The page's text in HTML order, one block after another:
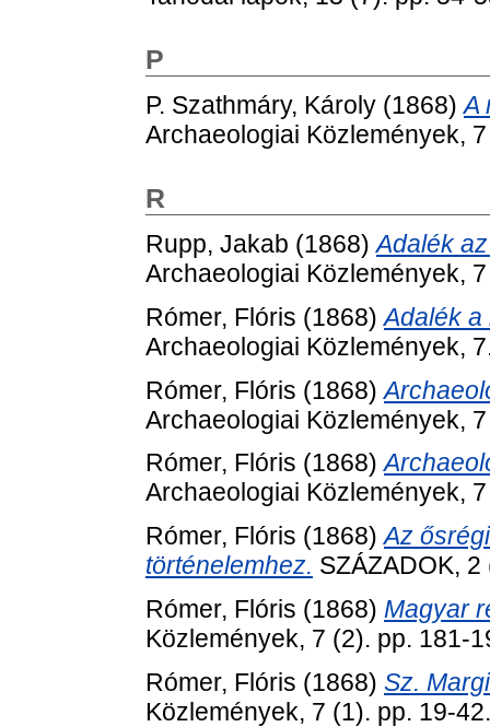
P
P. Szathmáry, Károly (1868)A
Archaeologiai Közlemények,
R
Rupp, Jakab (1868)Adalék
Archaeologiai Közlemények,
Rómer, Flóris (1868)Adalék a
Archaeologiai Közlemények,
Rómer, Flóris (1868)
Archaeologiai Közlemények,
Rómer, Flóris (1868)
Archaeologiai Közlemények,
Rómer, Flóris (1868)Az
történelemhez. SZÁZADOK,
Rómer, Flóris (1868) Magyar
Közlemények, 7 (2). pp. 181-
Rómer, Flóris (1868) Sz.
Közlemények, 7 (1). pp. 19-42.